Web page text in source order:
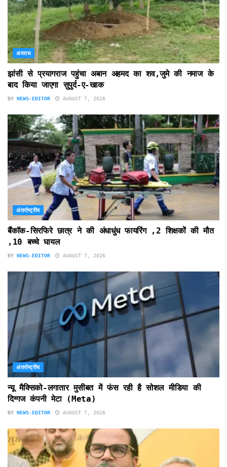
अपराध
झांसी से प्रयागराज पहुंचा अबान अहमद का शव,जुमे की नमाज के
बाद किया जाएगा सुपुर्द-ए-खाक
BY NEWS-EDITOR AUGUST 7, 2026
अंतर्राष्ट्रीय
बैंकॉक-सिरफिरे छात्र ने की अंधाधुंध फायरिंग ,2 शिक्षकों की मौत
,10 बच्चे घायल
BY NEWS-EDITOR AUGUST 7, 2026
अंतर्राष्ट्रीय
न्यू मैक्सिको-लगातार मुसीबत में फंस रही है सोशल मीडिया की
दिग्गज कंपनी मेटा (Meta)
BY NEWS-EDITOR AUGUST 7, 2026